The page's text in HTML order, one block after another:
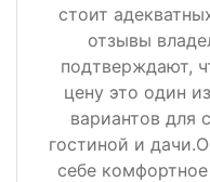
стоит
отзывы
подтверждают,
цену это один
вариантов для
гостиной и
себе